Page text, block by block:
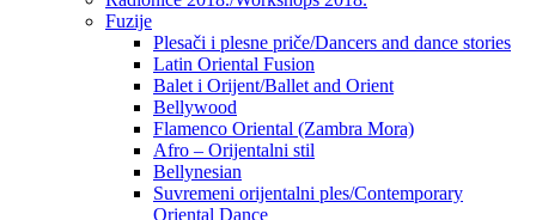
Fuzije
Plesači i plesne priče/Dancers and dance stories
Latin Oriental Fusion
Balet i Orijent/Ballet and Orient
Bellywood
Flamenco Oriental (Zambra Mora)
Afro – Orijentalni stil
Bellynesian
Suvremeni orijentalni ples/Contemporary
Oriental Dance